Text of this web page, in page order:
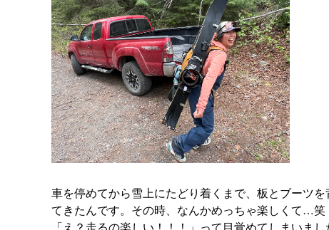
車を停めてから雪上にたどり着くまで、板とブーツ
てきたんです。その時、なんかめっちゃ楽しくて…笑